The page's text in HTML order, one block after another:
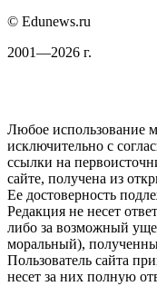
© Edunews.ru
2001—2026 г.
Любое использование
исключительно с
ссылки на
сайте, получена из
Ее достоверность
Редакция не несет
либо за возможный
моральный),
Пользователь сайта
несет за них полную